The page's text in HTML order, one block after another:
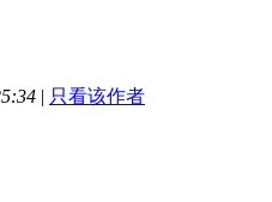
| 只看该作者